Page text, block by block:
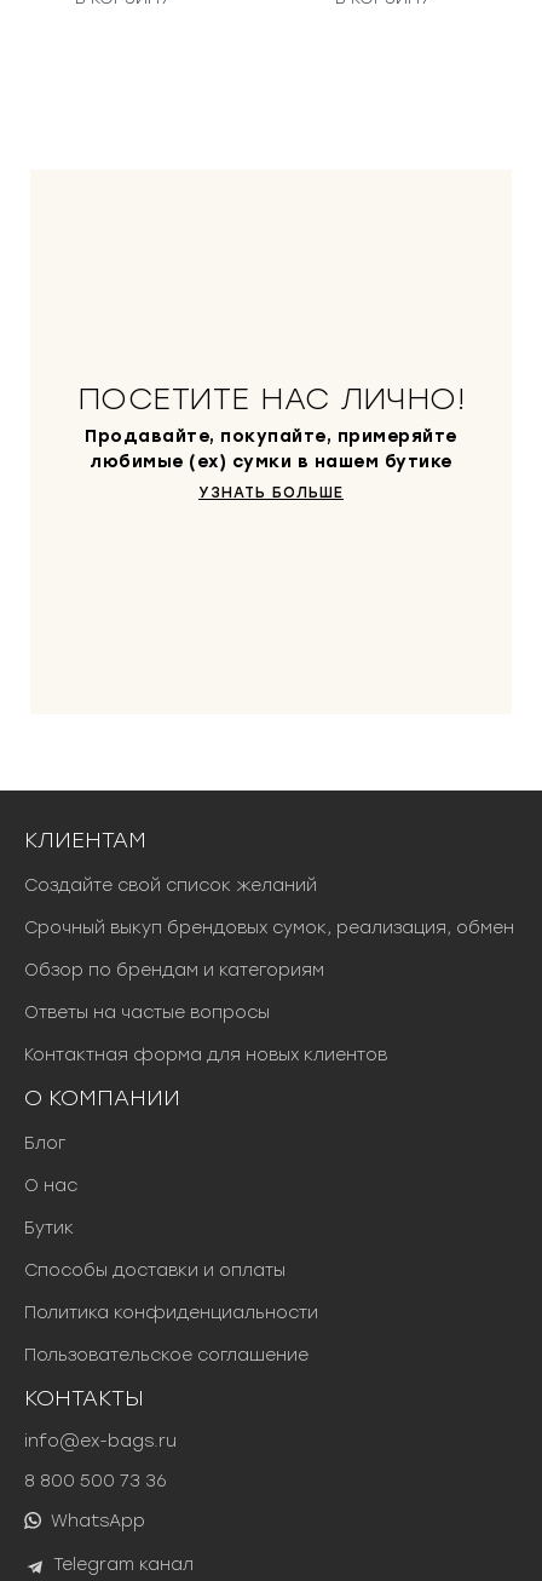
ПОСЕТИТЕ НАС ЛИЧНО!
Продавайте, покупайте, примеряйте
любимые (ex) сумки в нашем бутике
УЗНАТЬ БОЛЬШЕ
КЛИЕНТАМ
Создайте свой список желаний
Срочный выкуп брендовых сумок, реализация, обмен
Обзор по брендам и категориям
Ответы на частые вопросы
Контактная форма для новых клиентов
О КОМПАНИИ
Блог
О нас
Бутик
Способы доставки и оплаты
Политика конфиденциальности
Пользовательское соглашение
КОНТАКТЫ
info@ex-bags.ru
8 800 500 73 36
WhatsApp
Telegram канал